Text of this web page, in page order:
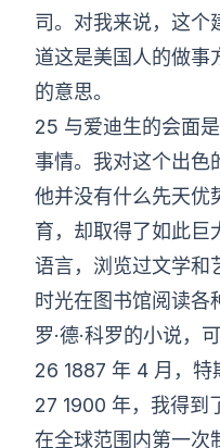
司。对我来说，这个
道这是美国人的做事
的意思。
25 与爱迪生的会面
事情。我对这个出色
他并没有什么先天优
育，却取得了如此巨
语言，浏览过文学和
时光在图书馆阅读各
罗·德·科罗的小说，
26 1887 年 4 月，特
27 1900 年，我得到
在全球范围内第一次